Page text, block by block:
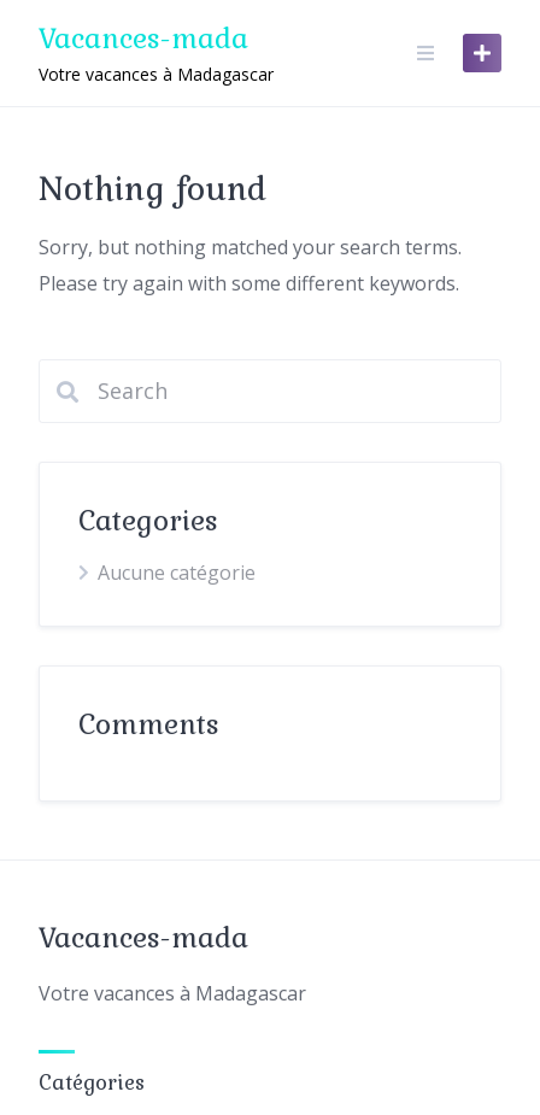
content
Vacances-mada
Votre vacances à Madagascar
Nothing found
Sorry, but nothing matched your search terms.
Please try again with some different keywords.
Categories
Aucune catégorie
Comments
Vacances-mada
Votre vacances à Madagascar
Catégories